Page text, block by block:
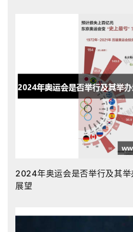
2024年奥运会是否举行及其
展望